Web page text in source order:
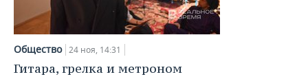
Общество 24 ноя, 14:31
Гитара, грелка и метроном